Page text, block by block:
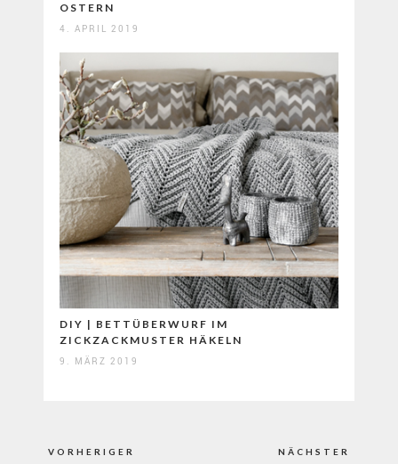
OSTERN
4. APRIL 2019
DIY | BETTÜBERWURF IM
ZICKZACKMUSTER HÄKELN
9. MÄRZ 2019
VORHERIGER NÄCHSTER